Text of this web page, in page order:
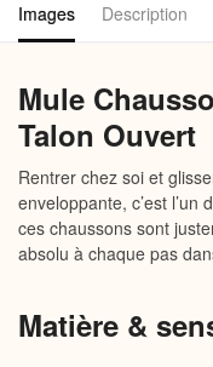
Images Description
Mule
Talon Ouvert
Rentrer chez soi et
enveloppante, c’est
ces chaussons sont
absolu à chaque pas
Matière &